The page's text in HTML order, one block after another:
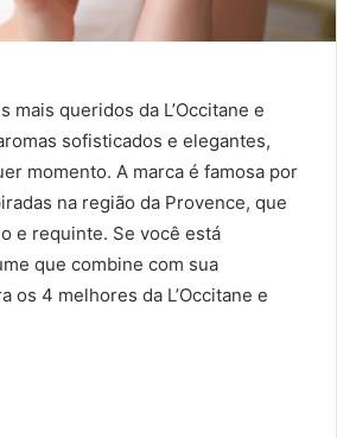
mais queridos da L’Occitane e
sofisticados e elegantes,
momento. A marca é famosa por
na região da Provence, que
e requinte. Se você está
que combine com sua
os 4 melhores da L’Occitane e